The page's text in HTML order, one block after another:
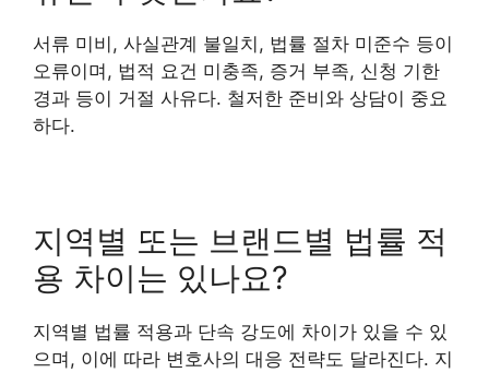
서류 미비, 사실관계 불일치, 법률 절차 미준수 등이
오류이며, 법적 요건 미충족, 증거 부족, 신청 기한
경과 등이 거절 사유다. 철저한 준비와 상담이 중요
하다.
지역별 또는 브랜드별 법률 적
용 차이는 있나요?
지역별 법률 적용과 단속 강도에 차이가 있을 수 있
으며, 이에 따라 변호사의 대응 전략도 달라진다. 지